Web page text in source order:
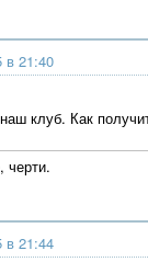
в 21:40
клуб. Как
черти.
в 21:44